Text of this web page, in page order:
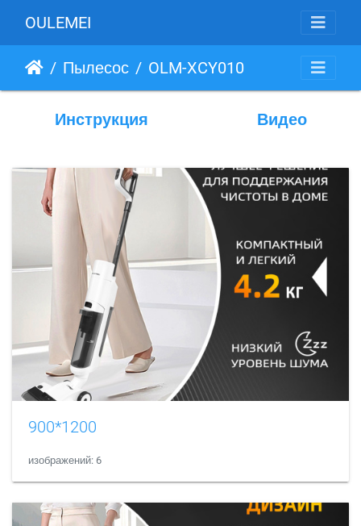
OULEMEI
Пылесос OLM-XCY010
Инструкция Видео
900*1200
изображений: 6